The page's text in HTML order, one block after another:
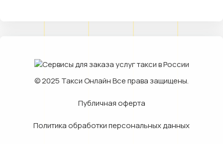
© 2025 Такси ОнлайнВсе права защищены.
Публичная оферта
Политика обработки персональных данных